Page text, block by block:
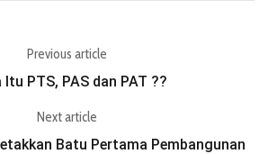
Previous article
Itu PTS, PAS dan PAT ??
Next article
Batu Pertama Pembangunan